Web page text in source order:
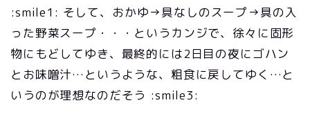
:smile1: そして、おかゆ→具なしのスープ→具の入
った野菜スープ・・・というカンジで、徐々に固形
物にもどしてゆき、最終的には2日目の夜にゴハン
とお味噌汁…というような、粗食に戻してゆく…と
いうのが理想なのだそう :smile3: